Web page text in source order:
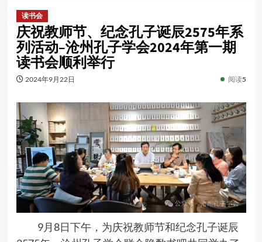
读书会
庆祝教师节、纪念孔子诞辰2575年系
列活动–沧州孔子学会2024年第一期
读书会顺利举行
2024年9月22日 阅读5
9月8日下午，为庆祝教师节和纪念孔子诞辰